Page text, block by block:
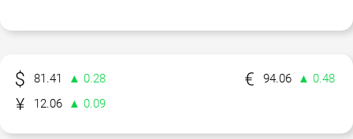
81.41 ▲ 0.28 94.06
▲ 0.48
12.06
▲ 0.09